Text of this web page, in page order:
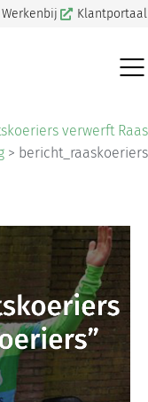
Werkenbij Klantportaal
verwerft Raas
> bericht_raaskoeriers